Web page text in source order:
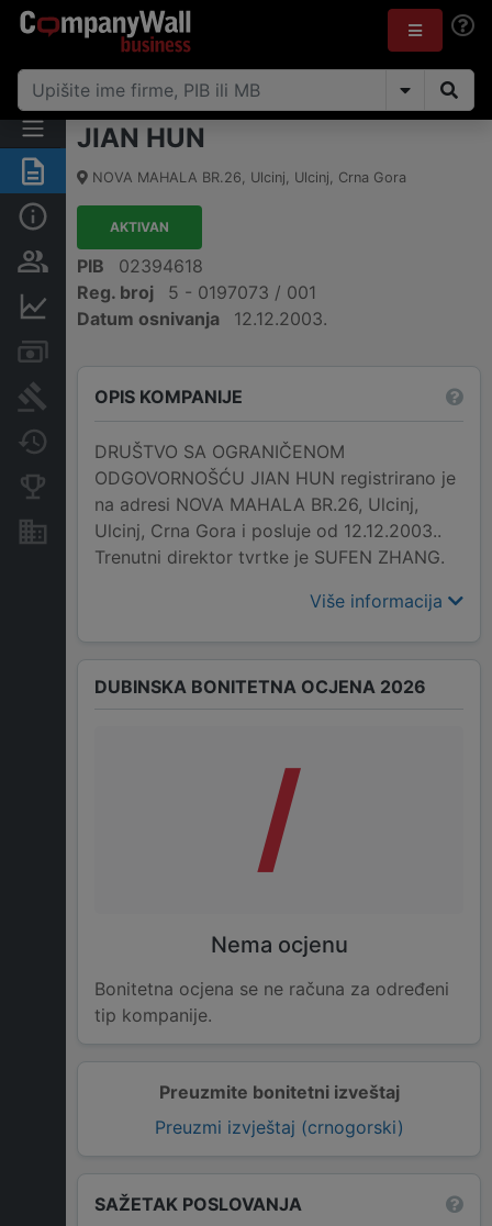
Sažetak
Osobe i vlasništvo
Finansijski podaci
Arhiva sudskih objava
Promjene
Konkurentne kompanije
Nekretnine i imovina
JIAN HUN
NOVA MAHALA BR.26, Ulcinj, Ulcinj, Crna Gora
AKTIVAN
PIB
02394618
Reg. broj
5 - 0197073 / 001
Datum osnivanja
12.12.2003.
OPIS KOMPANIJE
DRUŠTVO SA OGRANIČENOM
ODGOVORNOŠĆU JIAN HUN registrirano je
na adresi NOVA MAHALA BR.26, Ulcinj,
Ulcinj, Crna Gora i posluje od 12.12.2003..
Trenutni direktor tvrtke je SUFEN ZHANG.
Više informacija
Preuzmite bonitetni izveštaj
Preuzmi izvještaj (crnogorski)
DUBINSKA BONITETNA OCJENA 2026
/
Nema ocjenu
Bonitetna ocjena se ne računa za određeni
tip kompanije.
SAŽETAK POSLOVANJA